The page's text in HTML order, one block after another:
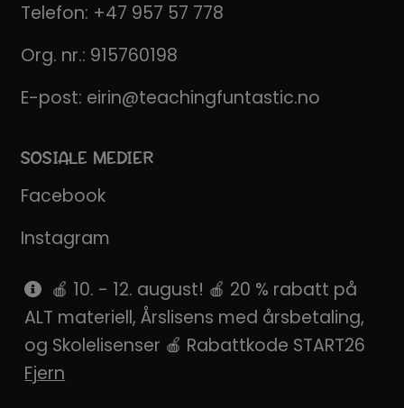
Telefon: +47 957 57 778
Org. nr.: 915760198
E-post: eirin@teachingfuntastic.no
SOSIALE MEDIER
Facebook
Instagram
Pinterest
SnapChat
🍎 10. - 12. august! 🍎 20 % rabatt på
ALT materiell, Årslisens med årsbetaling,
og Skolelisenser 🍎 Rabattkode START26
Fjern